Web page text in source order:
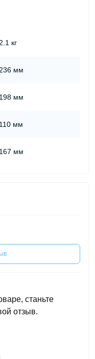
2.1 кг
236 мм
198 мм
110 мм
167 мм
станьте
отзыв.